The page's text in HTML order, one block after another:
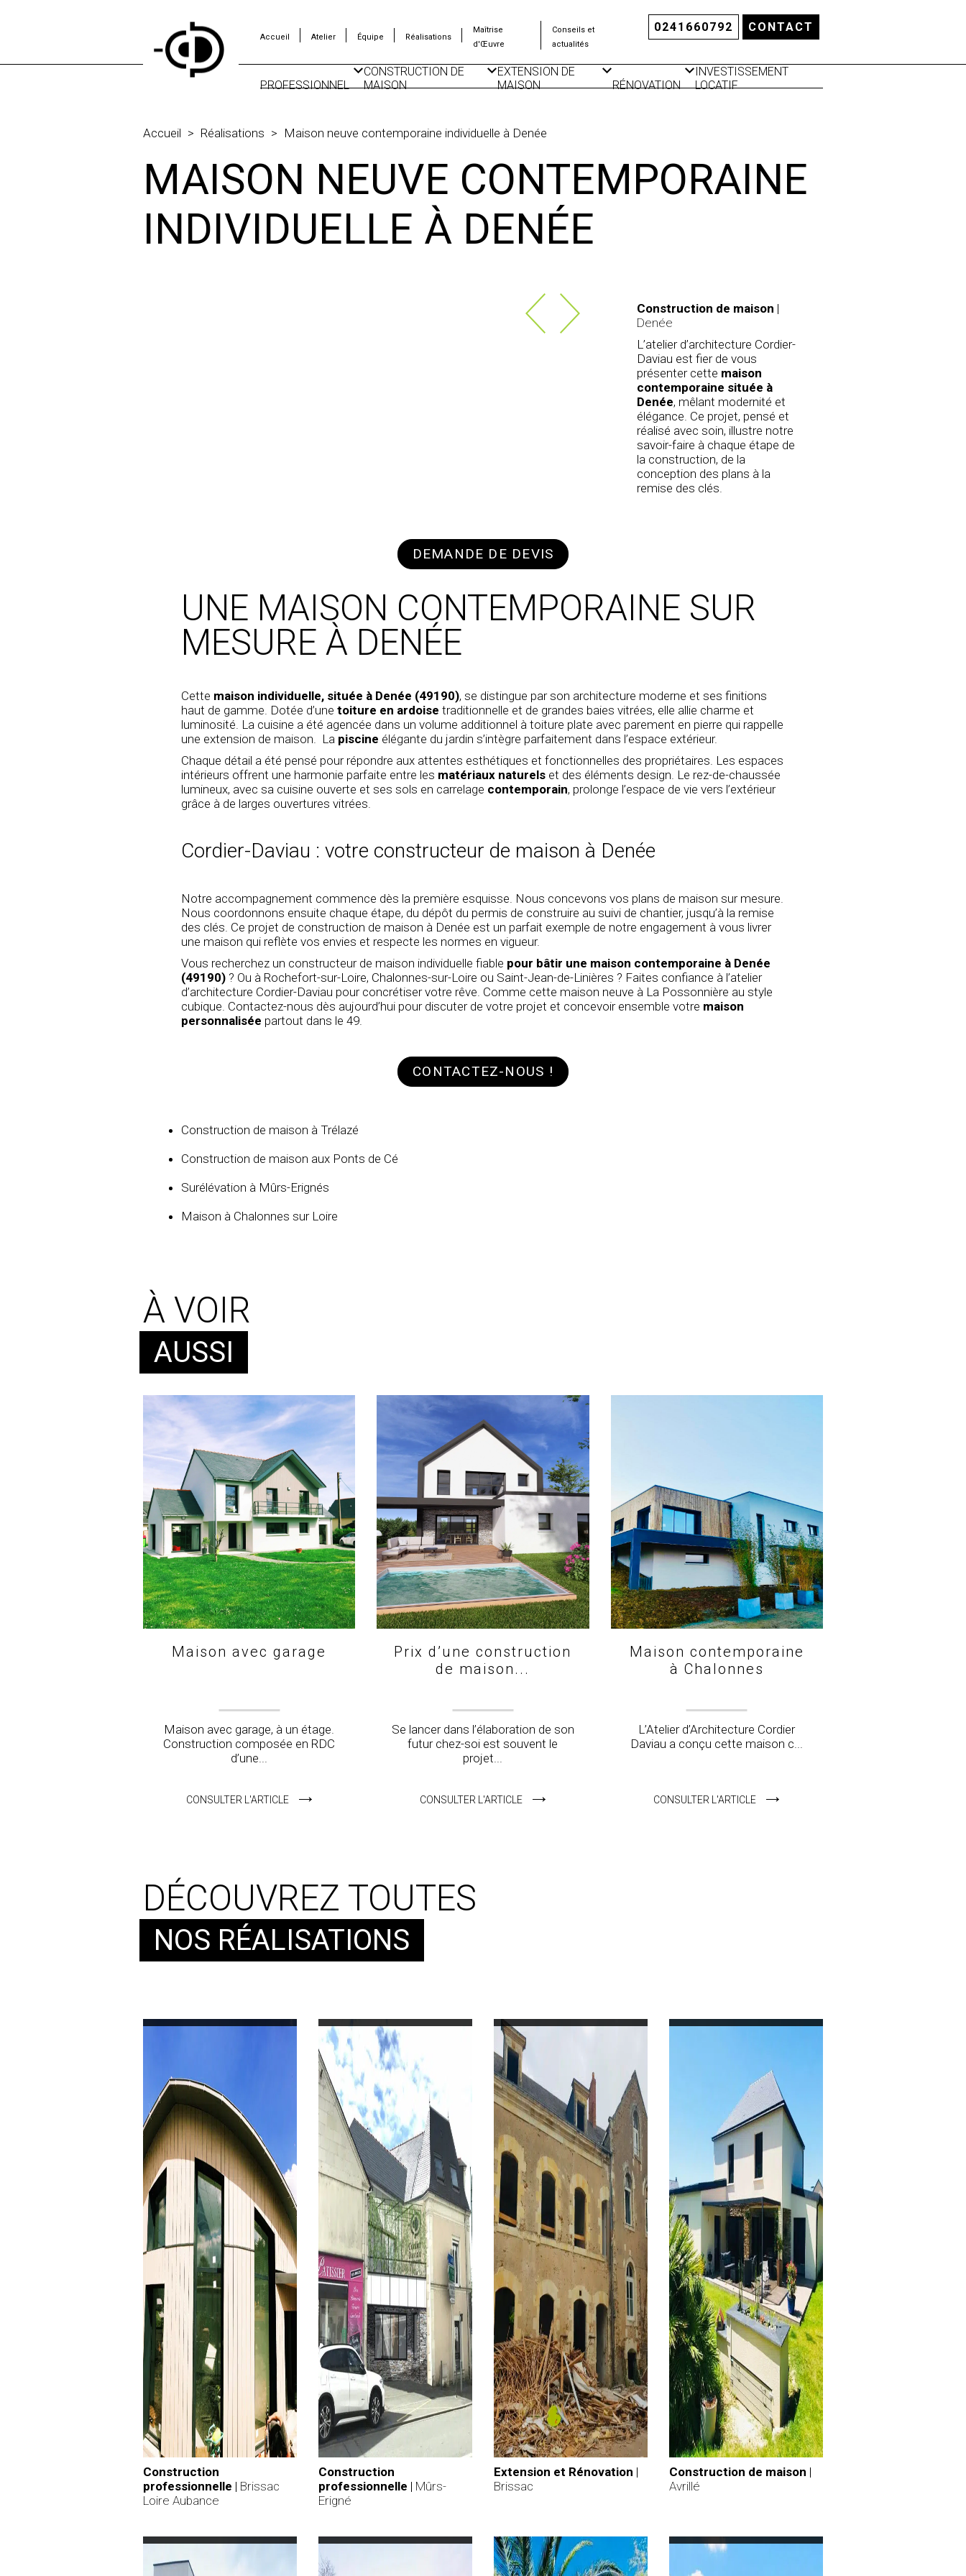
Accueil Atelier Équipe Réalisations
Maîtrise
d'Œuvre
Conseils et
actualités
0241660792 CONTACT
PROFESSIONNEL
HÔTELS
PROFESSIONNELS
CONSTRUCTION DE
MAISON
COLLECTIFS
EXTENSION DE
MAISON
CONSTRUCTION DE
RÉNOVATION
INVESTISSEMENT
LOCATIF
Accueil > Réalisations > Maison neuve contemporaine individuelle à Denée
MAISON NEUVE CONTEMPORAINE
INDIVIDUELLE À DENÉE
Construction de maison |
Denée
L’atelier d’architecture Cordier-
Daviau est fier de vous
présenter cette maison
contemporaine située à
Denée, mêlant modernité et
élégance. Ce projet, pensé et
réalisé avec soin, illustre notre
savoir-faire à chaque étape de
la construction, de la
conception des plans à la
remise des clés.
DEMANDE DE DEVIS
UNE MAISON CONTEMPORAINE SUR
MESURE À DENÉE
Cette maison individuelle, située à Denée (49190), se distingue par son architecture moderne et ses finitions
haut de gamme. Dotée d’une toiture en ardoise traditionnelle et de grandes baies vitrées, elle allie charme et
luminosité. La cuisine a été agencée dans un volume additionnel à toiture plate avec parement en pierre qui rappelle
une extension de maison . La piscine élégante du jardin s’intègre parfaitement dans l’espace extérieur.
Chaque détail a été pensé pour répondre aux attentes esthétiques et fonctionnelles des propriétaires. Les espaces
intérieurs offrent une harmonie parfaite entre les matériaux naturels et des éléments design. Le rez-de-chaussée
lumineux, avec sa cuisine ouverte et ses sols en carrelage contemporain, prolonge l’espace de vie vers l’extérieur
grâce à de larges ouvertures vitrées.
Cordier-Daviau : votre constructeur de maison à Denée
Notre accompagnement commence dès la première esquisse. Nous concevons vos plans de maison sur mesure.
Nous coordonnons ensuite chaque étape, du dépôt du permis de construire au suivi de chantier, jusqu’à la remise
des clés. Ce projet de construction de maison à Denée est un parfait exemple de notre engagement à vous livrer
une maison qui reflète vos envies et respecte les normes en vigueur.
Vous recherchez un constructeur de maison individuelle fiable pour bâtir une maison contemporaine à Denée
(49190) ? Ou à Rochefort-sur-Loire, Chalonnes-sur-Loire ou Saint-Jean-de-Linières ? Faites confiance à l’atelier
d’architecture Cordier-Daviau pour concrétiser votre rêve. Comme cette maison neuve à La Possonnière au style
cubique. Contactez-nous dès aujourd’hui pour discuter de votre projet et concevoir ensemble votre maison
personnalisée partout dans le 49.
CONTACTEZ-NOUS !
Construction de maison à Trélazé
Construction de maison aux Ponts de Cé
Surélévation à Mûrs-Erignés
Maison à Chalonnes sur Loire
À VOIR
AUSSI
Maison avec garage
Maison avec garage, à un étage.
Construction composée en RDC
d’une...
CONSULTER L'ARTICLE
Prix d’une construction
de maison...
Se lancer dans l’élaboration de son
futur chez-soi est souvent le
projet...
CONSULTER L'ARTICLE
Maison contemporaine
à Chalonnes
L’Atelier d’Architecture Cordier
Daviau a conçu cette maison c...
CONSULTER L'ARTICLE
DÉCOUVREZ TOUTES
NOS RÉALISATIONS
Construction
professionnelle | Brissac
Loire Aubance
Construction
professionnelle | Mûrs-
Erigné
Extension et Rénovation |
Brissac
Construction de maison |
Avrillé